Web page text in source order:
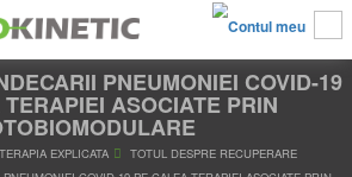
PNEUMONIEI COVID-19
ASOCIATE PRIN